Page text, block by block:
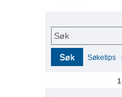
Søk
Søk Søketips